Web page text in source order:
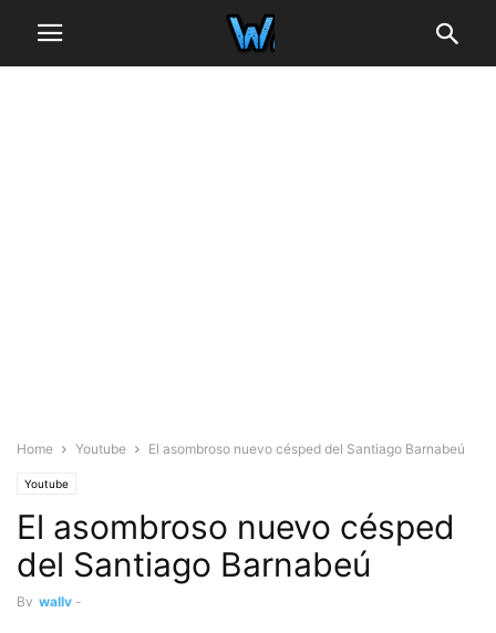
Home Youtube El asombroso nuevo césped del Santiago Barnabeú
Youtube
El asombroso nuevo césped
del Santiago Barnabeú
By wally -